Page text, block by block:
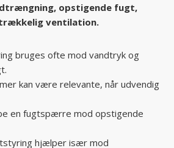
opstigende fugt,
ventilation.
bruges ofte mod vandtryk og
kan være relevante, når udvendig
en fugtspærre mod opstigende
hjælper især mod